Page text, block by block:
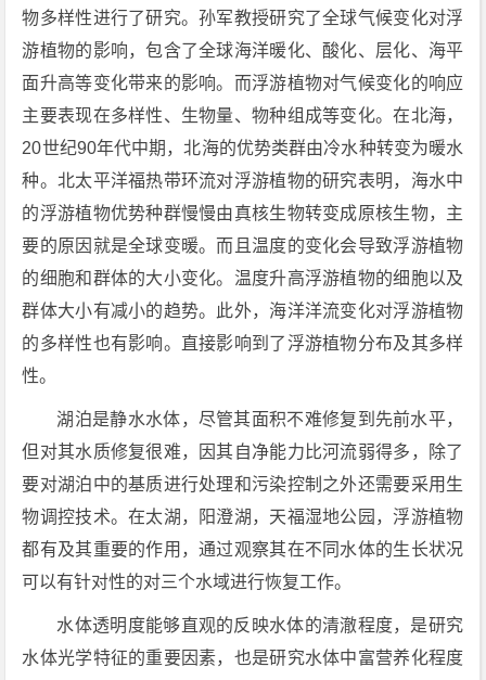
物多样性进行了研究。孙军教授研究了全球气候变化对浮
游植物的影响，包含了全球海洋暖化、酸化、层化、海平
面升高等变化带来的影响。而浮游植物对气候变化的响应
主要表现在多样性、生物量、物种组成等变化。在北海，
20世纪90年代中期，北海的优势类群由冷水种转变为暖水
种。北太平洋福热带环流对浮游植物的研究表明，海水中
的浮游植物优势种群慢慢由真核生物转变成原核生物，主
要的原因就是全球变暖。而且温度的变化会导致浮游植物
的细胞和群体的大小变化。温度升高浮游植物的细胞以及
群体大小有减小的趋势。此外，海洋洋流变化对浮游植物
的多样性也有影响。直接影响到了浮游植物分布及其多样
性。
湖泊是静水水体，尽管其面积不难修复到先前水平，
但对其水质修复很难，因其自净能力比河流弱得多，除了
要对湖泊中的基质进行处理和污染控制之外还需要采用生
物调控技术。在太湖，阳澄湖，天福湿地公园，浮游植物
都有及其重要的作用，通过观察其在不同水体的生长状况
可以有针对性的对三个水域进行恢复工作。
水体透明度能够直观的反映水体的清澈程度，是研究
水体光学特征的重要因素，也是研究水体中富营养化程度